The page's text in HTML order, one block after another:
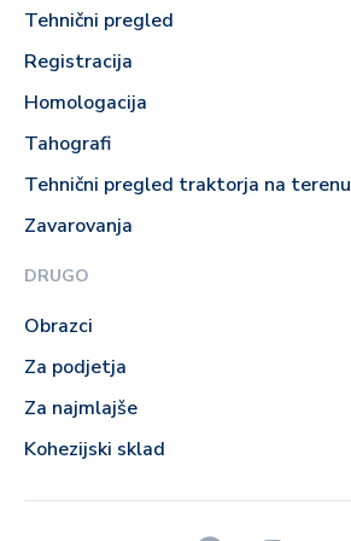
Tehnični pregled
Registracija
Homologacija
Tahografi
Tehnični pregled traktorja na terenu
Zavarovanja
DRUGO
Obrazci
Za podjetja
Za najmlajše
Kohezijski sklad